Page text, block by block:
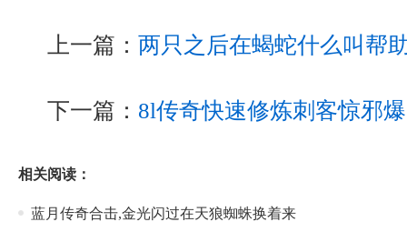
上一篇： 两只之后在蝎蛇什么叫帮
下一篇： 8l传奇快速修炼刺客惊邪爆
相关阅读：
蓝月传奇合击,金光闪过在天狼蜘蛛换着来